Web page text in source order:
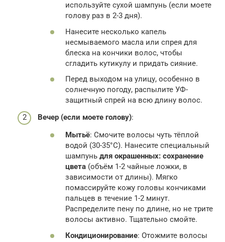
используйте сухой шампунь (если моете
голову раз в 2-3 дня).
Нанесите несколько капель
несмываемого масла или спрея для
блеска на кончики волос, чтобы
сгладить кутикулу и придать сияние.
Перед выходом на улицу, особенно в
солнечную погоду, распылите УФ-
защитный спрей на всю длину волос.
Вечер (если моете голову):
Мытьё: Смочите волосы чуть тёплой
водой (30-35°C). Нанесите специальный
шампунь для окрашенных: сохранение
цвета (объём 1-2 чайные ложки, в
зависимости от длины). Мягко
помассируйте кожу головы кончиками
пальцев в течение 1-2 минут.
Распределите пену по длине, но не трите
волосы активно. Тщательно смойте.
Кондиционирование: Отожмите волосы